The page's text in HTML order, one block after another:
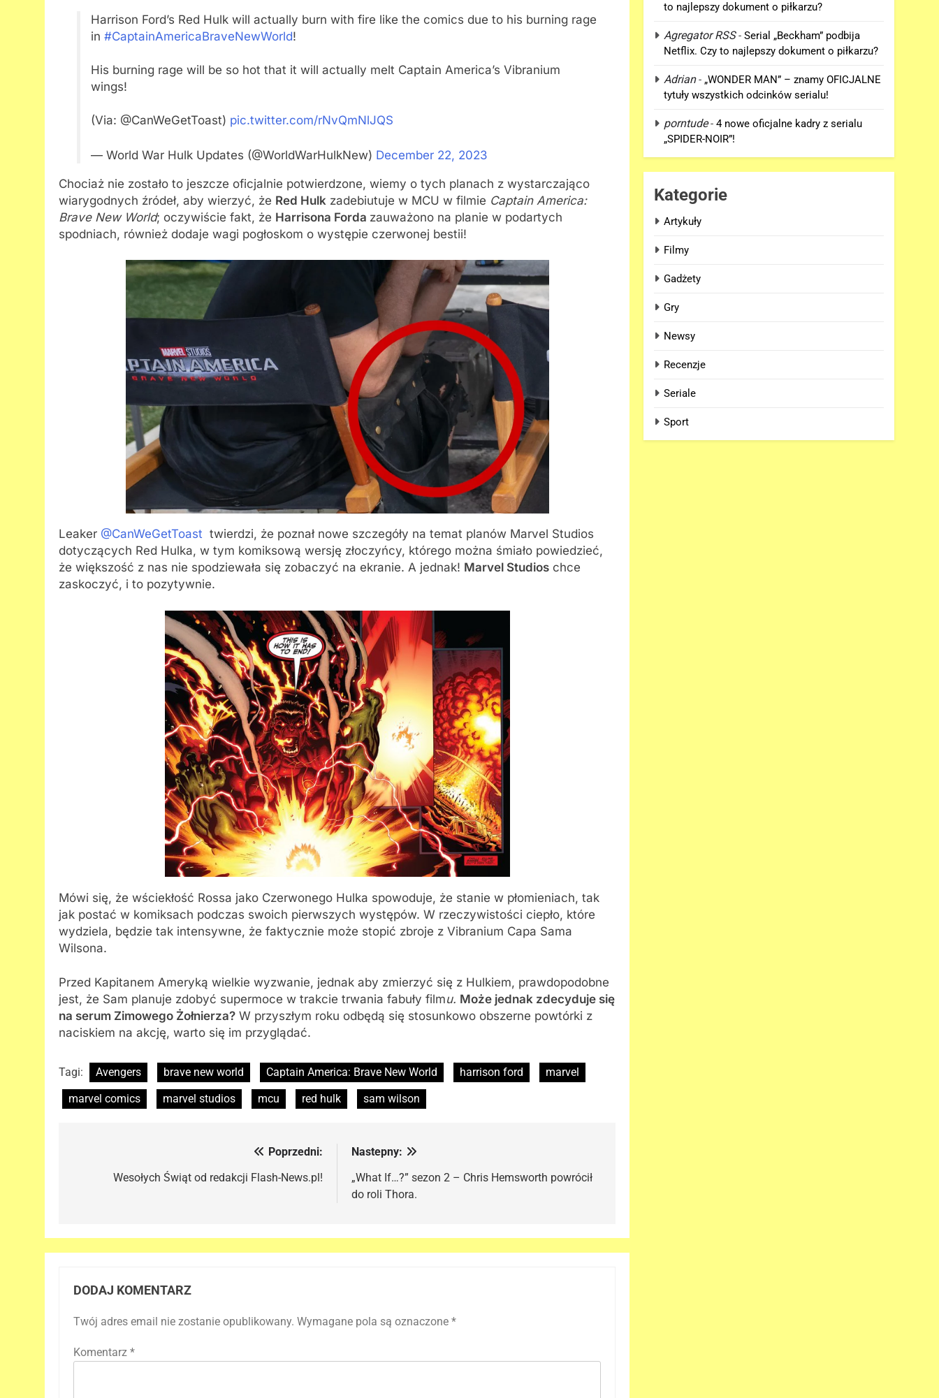
Harrison Ford’s Red Hulk will actually burn with fire like the comics due to his burning rage
in #CaptainAmericaBraveNewWorld!
His burning rage will be so hot that it will actually melt Captain America’s Vibranium
wings!
(Via: @CanWeGetToast) pic.twitter.com/rNvQmNlJQS
— World War Hulk Updates (@WorldWarHulkNew) December 22, 2023
Chociaż nie zostało to jeszcze oficjalnie potwierdzone, wiemy o tych planach z wystarczająco
wiarygodnych źródeł, aby wierzyć, że Red Hulk zadebiutuje w MCU w filmie Captain America:
Brave New World; oczywiście fakt, że Harrisona Forda zauważono na planie w podartych
spodniach, również dodaje wagi pogłoskom o występie czerwonej bestii!
Leaker @CanWeGetToast twierdzi, że poznał nowe szczegóły na temat planów Marvel Studios
dotyczących Red Hulka, w tym komiksową wersję złoczyńcy, którego można śmiało powiedzieć,
że większość z nas nie spodziewała się zobaczyć na ekranie. A jednak! Marvel Studios chce
zaskoczyć, i to pozytywnie.
Mówi się, że wściekłość Rossa jako Czerwonego Hulka spowoduje, że stanie w płomieniach, tak
jak postać w komiksach podczas swoich pierwszych występów. W rzeczywistości ciepło, które
wydziela, będzie tak intensywne, że faktycznie może stopić zbroje z Vibranium Capa Sama
Wilsona.
Przed Kapitanem Ameryką wielkie wyzwanie, jednak aby zmierzyć się z Hulkiem, prawdopodobne
jest, że Sam planuje zdobyć supermoce w trakcie trwania fabuły filmu. Może jednak zdecyduje się
na serum Zimowego Żołnierza? W przyszłym roku odbędą się stosunkowo obszerne powtórki z
naciskiem na akcję, warto się im przyglądać.
Tagi: Avengers brave new world Captain America: Brave New World harrison ford
marvel
marvel comics
marvel studios mcu red hulk sam wilson
wpisu
Poprzedni:
Wesołych Świąt od redakcji Flash-News.pl!
Nastepny:
„What If…?” sezon 2 – Chris Hemsworth powrócił
do roli Thora.
DODAJ KOMENTARZ
Twój adres email nie zostanie opublikowany. Wymagane pola są oznaczone *
Komentarz *
to najlepszy dokument o piłkarzu?
Agregator RSS-Serial „Beckham” podbija
Netflix. Czy to najlepszy dokument o piłkarzu?
Adrian- „WONDER MAN” – znamy OFICJALNE
tytuły wszystkich odcinków serialu!
porntude-4 nowe oficjalne kadry z serialu
„SPIDER-NOIR”!
Kategorie
Artykuły
Filmy
Gadżety
Gry
Newsy
Recenzje
Seriale
Sport